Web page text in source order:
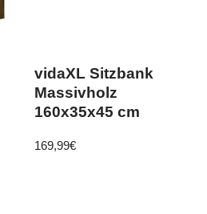
vidaXL Sitzbank
Massivholz
160x35x45 cm
169,99€